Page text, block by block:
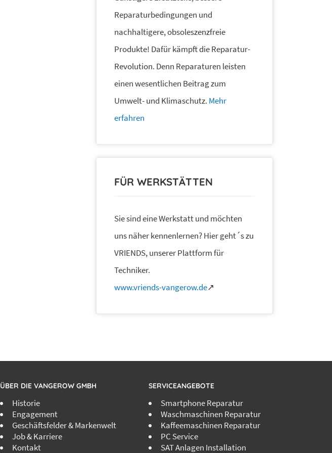
Reparaturbedingungen und
nachhaltigere, obsoleszenzfreie
Produkte! Dafür kämpft die Reparatur-
Revolution. Denn Reparaturen leisten
einen wesentlichen Beitrag zum
Umwelt- und Klimaschutz. Mehr
erfahren
FÜR WERKSTÄTTEN
Sie sind eine Werkstatt und möchten
uns näher kennenlernen? Hier geht´s zu
VRIENDS, unserer Plattform für
Techniker.
www.vriends-vangerow.de↗
ÜBER DIE VANGEROW GMBH
Historie
Engagement
Geschäftsfelder & Markenwelt
Job & Karriere
Kontakt
SERVICEANGEBOTE
Smartphone Reparatur
Waschmaschinen Reparatur
Kaffeemaschinen Reparatur
PC Service
SAT Anlagen Installation